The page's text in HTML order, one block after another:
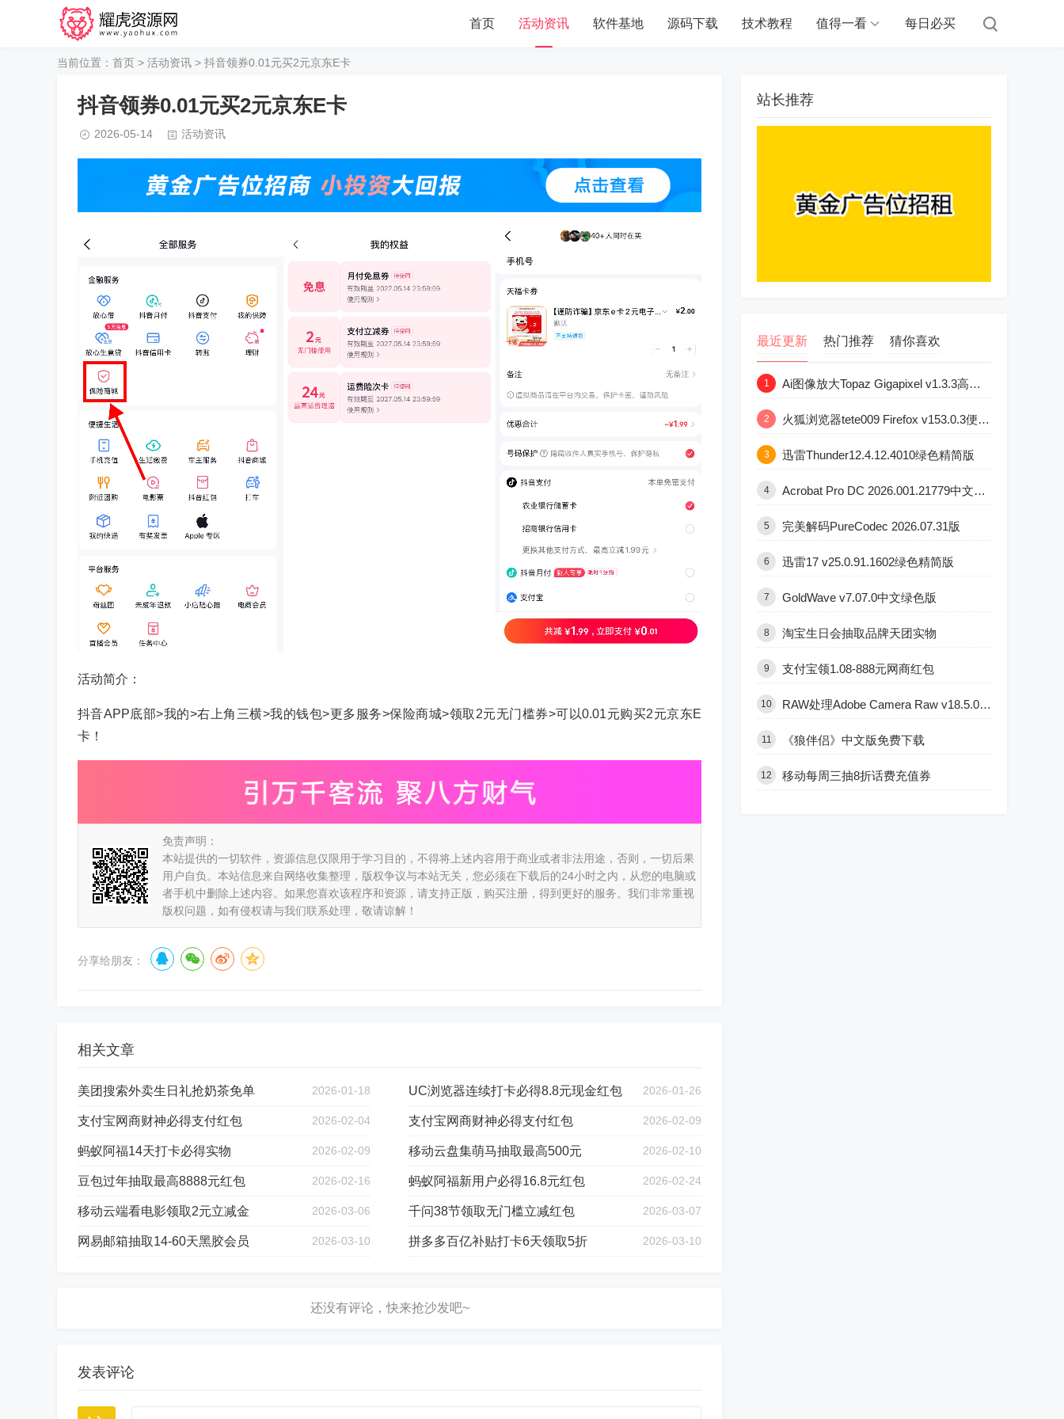
首页 活动资讯 软件基地 源码下载 技术教程 值得一看 每日必买
当前位置： 首页 > 活动资讯 > 抖音领券0.01元买2元京东E卡
抖音领券0.01元买2元京东E卡
2026-05-14 活动资讯
活动简介：
抖音APP底部>我的>右上角三横>我的钱包>更多服务>保险商城>领取2元无门槛券>可以0.01元购买2元京东E
卡！
免责声明：
本站提供的一切软件，资源信息仅限用于学习目的，不得将上述内容用于商业或者非法用途，否则，一切后果
用户自负。本站信息来自网络收集整理，版权争议与本站无关，您必须在下载后的24小时之内，从您的电脑或
者手机中删除上述内容。如果您喜欢该程序和资源，请支持正版，购买注册，得到更好的服务。我们非常重视
版权问题，如有侵权请与我们联系处理，敬请谅解！
分享给朋友：
相关文章
美团搜索外卖生日礼抢奶茶免单 2026-01-18 UC浏览器连续打卡必得8.8元现金红包 2026-01-26
支付宝网商财神必得支付红包 2026-02-04 支付宝网商财神必得支付红包 2026-02-09
蚂蚁阿福14天打卡必得实物 2026-02-09 移动云盘集萌马抽取最高500元 2026-02-10
豆包过年抽取最高8888元红包 2026-02-16 蚂蚁阿福新用户必得16.8元红包 2026-02-24
移动云端看电影领取2元立减金 2026-03-06 千问38节领取无门槛立减红包 2026-03-07
网易邮箱抽取14-60天黑胶会员 2026-03-10 拼多多百亿补贴打卡6天领取5折 2026-03-10
发表评论
站长推荐
最近更新 热门推荐 猜你喜欢
1 Ai图像放大Topaz Gigapixel v1.3.3高级版
2 火狐浏览器tete009 Firefox v153.0.3便携版
3 迅雷Thunder12.4.12.4010绿色精简版
4 Acrobat Pro DC 2026.001.21779中文直装版
5 完美解码PureCodec 2026.07.31版
6 迅雷17 v25.0.91.1602绿色精简版
7 GoldWave v7.07.0中文绿色版
8 淘宝生日会抽取品牌天团实物
9 支付宝领1.08-888元网商红包
10 RAW处理Adobe Camera Raw v18.5.0中文版
11 《狼伴侣》中文版免费下载
12 移动每周三抽8折话费充值券